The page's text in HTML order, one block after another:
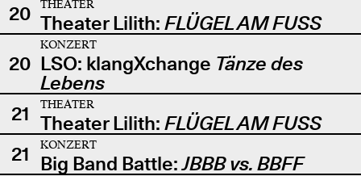
20
THEATER
Theater Lilith: FLÜGEL AM FUSS
20
KONZERT
LSO: klangXchange Tänze des
Lebens
21
THEATER
Theater Lilith: FLÜGEL AM FUSS
21
KONZERT
Big Band Battle:JBBB vs. BBFF